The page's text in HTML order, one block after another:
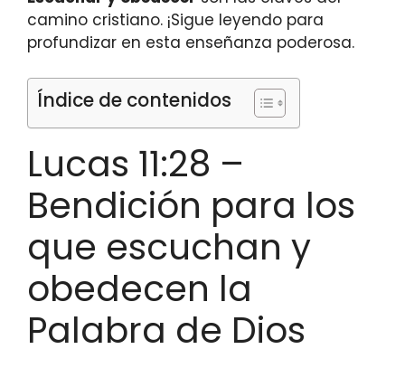
camino cristiano. ¡Sigue leyendo para
profundizar en esta enseñanza poderosa.
Índice de contenidos
Lucas 11:28 –
Bendición para los
que escuchan y
obedecen la
Palabra de Dios